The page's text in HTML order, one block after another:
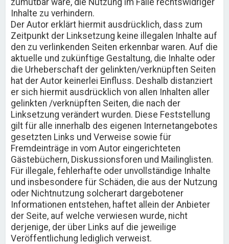
Inhalte zu verhindern.
Der Autor erklärt hiermit ausdrücklich, dass zum
Zeitpunkt der Linksetzung keine illegalen Inhalte auf
den zu verlinkenden Seiten erkennbar waren. Auf die
aktuelle und zukünftige Gestaltung, die Inhalte oder
die Urheberschaft der gelinkten/verknüpften Seiten
hat der Autor keinerlei Einfluss. Deshalb distanziert
er sich hiermit ausdrücklich von allen Inhalten aller
gelinkten /verknüpften Seiten, die nach der
Linksetzung verändert wurden. Diese Feststellung
gilt für alle innerhalb des eigenen Internetangebotes
gesetzten Links und Verweise sowie für
Fremdeinträge in vom Autor eingerichteten
Gästebüchern, Diskussionsforen und Mailinglisten.
Für illegale, fehlerhafte oder unvollständige Inhalte
und insbesondere für Schäden, die aus der Nutzung
oder Nichtnutzung solcherart dargebotener
Informationen entstehen, haftet allein der Anbieter
der Seite, auf welche verwiesen wurde, nicht
derjenige, der über Links auf die jeweilige
Veröffentlichung lediglich verweist.